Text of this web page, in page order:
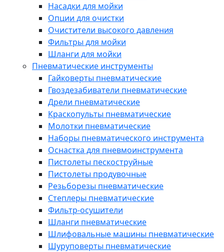
Насадки для мойки
Опции для очистки
Очистители высокого давления
Фильтры для мойки
Шланги для мойки
Пневматические инструменты
Гайковерты пневматические
Гвоздезабиватели пневматические
Дрели пневматические
Краскопульты пневматические
Молотки пневматические
Наборы пневматического инструмента
Оснастка для пневмоинструмента
Пистолеты пескоструйные
Пистолеты продувочные
Резьборезы пневматические
Степлеры пневматические
Фильтр-осушители
Шланги пневматические
Шлифовальные машины пневматические
Шуруповерты пневматические